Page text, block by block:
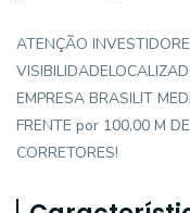
ATENÇÃO
EMPRESA BRASILIT
FRENTE por 100,00 M
CORRETORES!